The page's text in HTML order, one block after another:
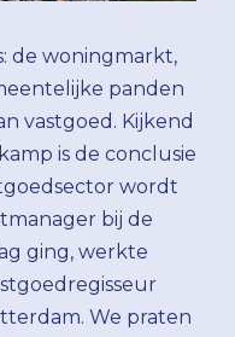
de woningmarkt,
panden
vastgoed. Kijkend
is de conclusie
wordt
bij de
ging, werkte
We praten